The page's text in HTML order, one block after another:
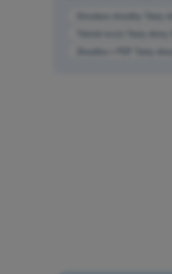
Simulace zkoušky Testy
Trénink kvízů Testy
Zkouška v PDF Testy